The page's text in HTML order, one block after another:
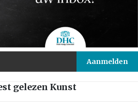
gelezen Kunst